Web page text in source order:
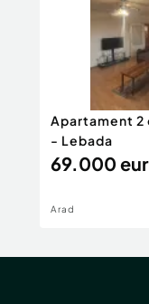
Apartament 2
- Lebada
69.000 eur
Arad